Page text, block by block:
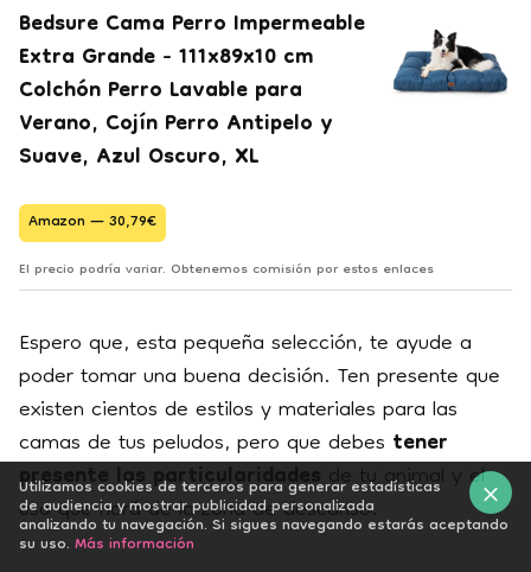
Bedsure Cama Perro Impermeable
Extra Grande - 111x89x10 cm
Colchón Perro Lavable para
Verano, Cojín Perro Antipelo y
Suave, Azul Oscuro, XL
Amazon — 30,79€
El precio podría variar. Obtenemos comisión por estos enlaces
Espero que, esta pequeña selección, te ayude a
poder tomar una buena decisión. Ten presente que
existen cientos de estilos y materiales para las
camas de tus peludos, pero que debestener
presente las particularidadesde tu animal y el
uso que hará de la zona de descanso. ×
Utilizamos cookies de terceros para generar estadísticas
de audiencia y mostrar publicidad personalizada
analizando tu navegación. Si sigues navegando estarás aceptando
su uso.Más información